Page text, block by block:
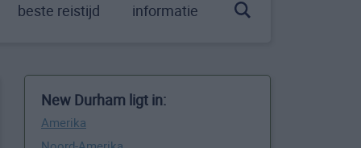
beste reistijd informatie
New Durham ligt in:
Amerika